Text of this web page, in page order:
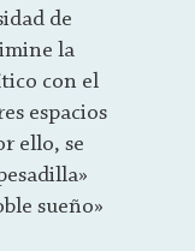
de
la
con el
espacios
ello, se
sueño»